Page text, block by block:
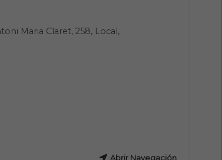
Maria Claret, 258, Local,
Abrir Navegación